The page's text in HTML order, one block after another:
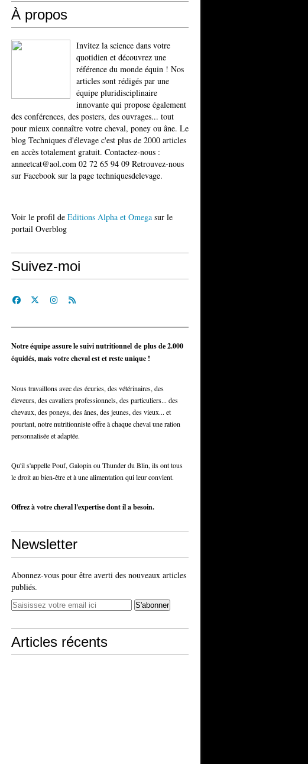
À propos
Invitez la science dans votre
quotidien et découvrez une
référence du monde équin ! Nos
articles sont rédigés par une
équipe pluridisciplinaire
innovante qui propose également
des conférences, des posters, des ouvrages... tout
pour mieux connaître votre cheval, poney ou âne. Le
blog Techniques d'élevage c'est plus de 2000 articles
en accès totalement gratuit. Contactez-nous :
anneetcat@aol.com 02 72 65 94 09 Retrouvez-nous
sur Facebook sur la page techniquesdelevage.
Voir le profil de Editions Alpha et Omega sur le
portail Overblog
Suivez-moi
Notre équipe assure le suivi nutritionnel de plus de 2.000
équidés, mais votre cheval est et reste unique !
Nous travaillons avec des écuries, des vétérinaires, des
éleveurs, des cavaliers professionnels, des particuliers... des
chevaux, des poneys, des ânes, des jeunes, des vieux... et
pourtant, notre nutritionniste offre à chaque cheval une ration
personnalisée et adaptée.
Qu'il s'appelle Pouf, Galopin ou Thunder du Blin, ils ont tous
le droit au bien-être et à une alimentation qui leur convient.
Offrez à votre cheval l'expertise dont il a besoin.
Newsletter
Abonnez-vous pour être averti des nouveaux articles
publiés.
Articles récents